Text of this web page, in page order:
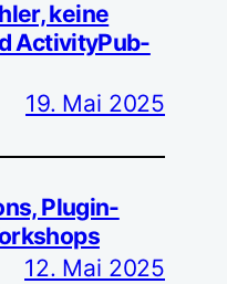
keine
ActivityPub-
19. Mai 2025
Plugin-
12. Mai 2025